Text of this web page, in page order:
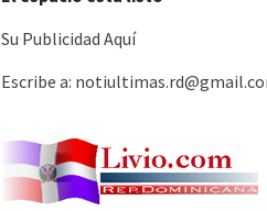
Su Publicidad Aquí
Escribe a: